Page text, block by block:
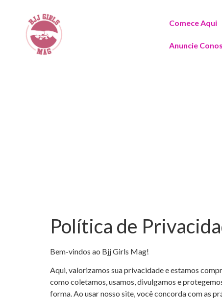
Comece Aqui
Anuncie
Política de
Bem-vindos ao Bjj Girls Mag!
Aqui, valorizamos sua privacidade e estamos
como coletamos, usamos, divulgamos e
forma. Ao usar nosso site, você concorda com as